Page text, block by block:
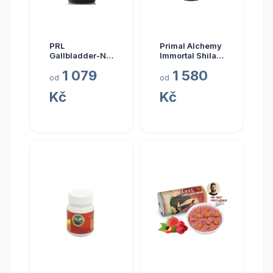
PRL
Gallbladder-ND,
237 ml
od 1 079
Kč
Primal Alchemy
Immortal Shilajit
gramů
od 1 580
Kč